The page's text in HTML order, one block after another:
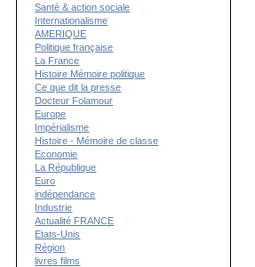
Santé & action sociale
Internationalisme
AMERIQUE
Politique française
La France
Histoire Mémoire politique
Ce que dit la presse
Docteur Folamour
Europe
Impérialisme
Histoire - Mémoire de classe
Economie
La République
Euro
indépendance
Industrie
Actualité FRANCE
Etats-Unis
Région
livres films